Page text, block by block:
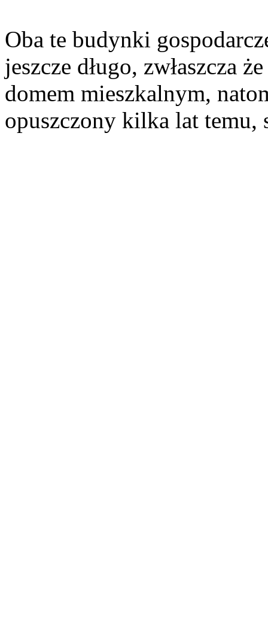
Oba te budynki
jeszcze długo, zwłaszcza
domem mieszkalnym,
opuszczony kilka lat temu,